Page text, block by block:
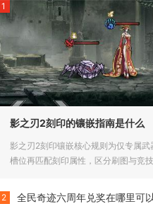
1
影之刃2刻印的镶嵌指南是什么
影之刃2刻印镶嵌核心规则为仅专属
槽位再匹配刻印属性，区分刷图与竞
2 全民奇迹六周年兑奖在哪里可